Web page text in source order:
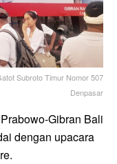
Subroto Timur Nomor 507
Denpasar
Gibran Bali
dengan upacara